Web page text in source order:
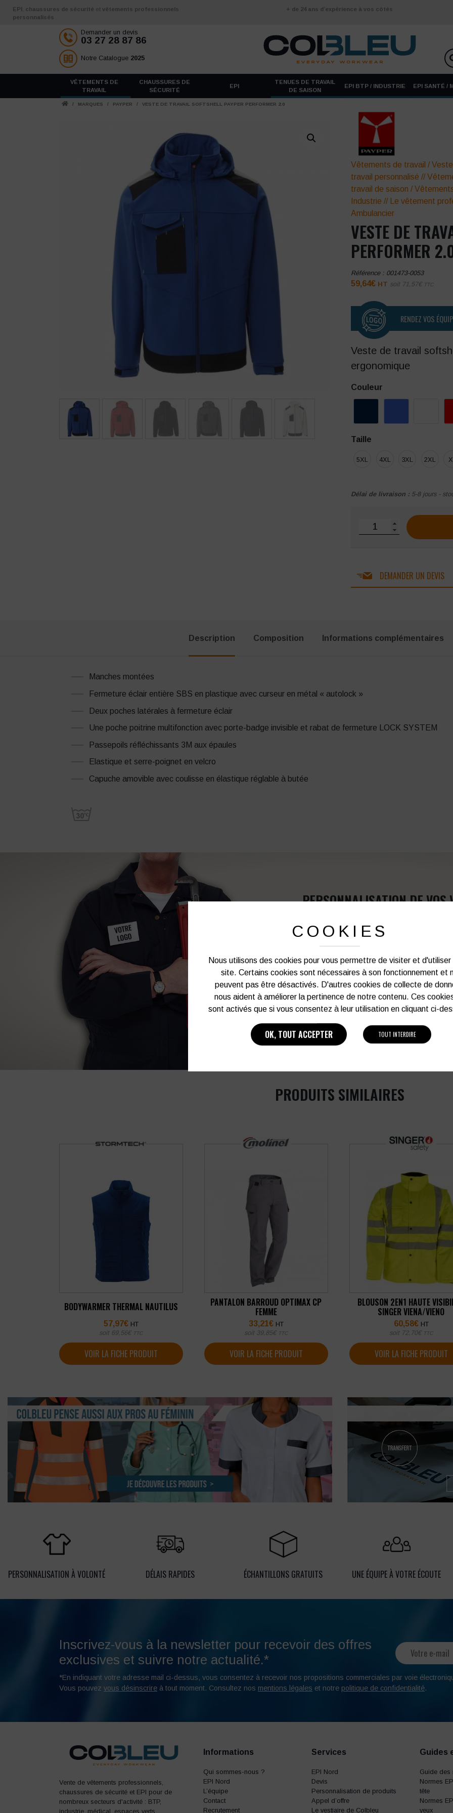
Aller au contenu
EPI chaussures de sécurité et vêtements professionnels
personnalisés
+ de 24 ans d’expérience à vos côtés
Demander un devis
03 27 28 87 86
Notre Catalogue 2025
VÊTEMENTS DE
TRAVAIL
CHAUSSURES DE
SÉCURITÉ
EPI
TENUES DE TRAVAIL
DE SAISON
EPI BTP / INDUSTRIE EPI SANTÉ /
/ MARQUES / PAYPER / VESTE DE TRAVAIL SOFTSHELL PAYPER PERFORMER 2.0
Vêtements de travail /
travail personnalisé //
travail de saison /
Industrie // Le vêtement
Ambulancier
VESTE DE
PERFORMER
Référence : 001473-0053
59,64€ HT soit 71,57€ TTC
RENDEZ VOS
Veste de travail
ergonomique
Couleur
Taille
5XL 4XL 3XL 2XL
Délai de livraison : 5-8 jours -
quantité de Veste de
DEMANDER UN DEVIS
Description Composition Informations complémentaires
Manches montées
Fermeture éclair entière SBS en plastique avec curseur en métal « autolock »
Deux poches latérales à fermeture éclair
Une poche poitrine multifonction avec porte-badge invisible et rabat de fermeture LOCK SYSTEM
Passepoils réfléchissants 3M aux épaules
Elastique et serre-poignet en velcro
Capuche amovible avec coulisse en élastique réglable à butée
PERSONNALISATION DE
Notre graphiste connait les produits et les
votre service afin d’optimiser votre support
et de vos besoins d’image.
Vous souhaitez avoir
PRODUITS SIMILAIRES
BODYWARMER THERMAL NAUTILUS
57,97€ HT
soit 69,56€ TTC
VOIR LA FICHE PRODUIT
PANTALON BARROUD OPTIMAX CP
FEMME
33,21€ HT
soit 39,85€ TTC
VOIR LA FICHE PRODUIT
BLOUSON 2EN1 HAUTE
SINGER VIENA/VIENO
60,58€ HT
soit 72,70€ TTC
VOIR LA FICHE PRODUIT
PERSONNALISATION À VOLONTÉ DÉLAIS RAPIDES ÉCHANTILLONS GRATUITS UNE ÉQUIPE À VOTRE ÉCOUTE
Inscrivez-vous à la newsletter pour recevoir des offres
exclusives et suivre notre actualité.*
*En indiquant votre adresse mail ci-dessus, vous consentez à recevoir nos propositions commerciales par voie
Vous pouvez vous désinscrire à tout moment. Consultez nos mentions légales et notre politique de confidentialité.
Vente de vêtements professionnels,
chaussures de sécurité et EPI pour de
nombreux secteurs d'activité : BTP,
industrie, médical, espaces verts,
Informations
Qui sommes-nous ?
EPI Nord
L’équipe
Contact
Recrutement
Services
EPI Nord
Devis
Personnalisation de produits
Appel d’offre
Le vestiaire de Colbleu
Guides
Guide des
Normes
tête
Normes
yeux
COOKIES
Nous utilisons des cookies pour vous permettre de visiter et d'utiliser
site. Certains cookies sont nécessaires à son fonctionnement et
peuvent pas être désactivés. D'autres cookies de collecte de
nous aident à améliorer la pertinence de notre contenu. Ces
sont activés que si vous consentez à leur utilisation en cliquant ci-
OK, TOUT ACCEPTER TOUT INTERDIRE